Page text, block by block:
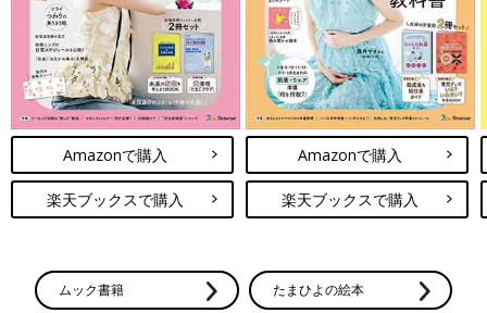
Amazonで購入
楽天ブックスで購入
Amazonで購入
楽天ブックスで購入
ムック書籍 たまひよの絵本